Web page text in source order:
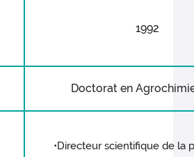
1992
Doctorat en
•Directeur scientifique de la